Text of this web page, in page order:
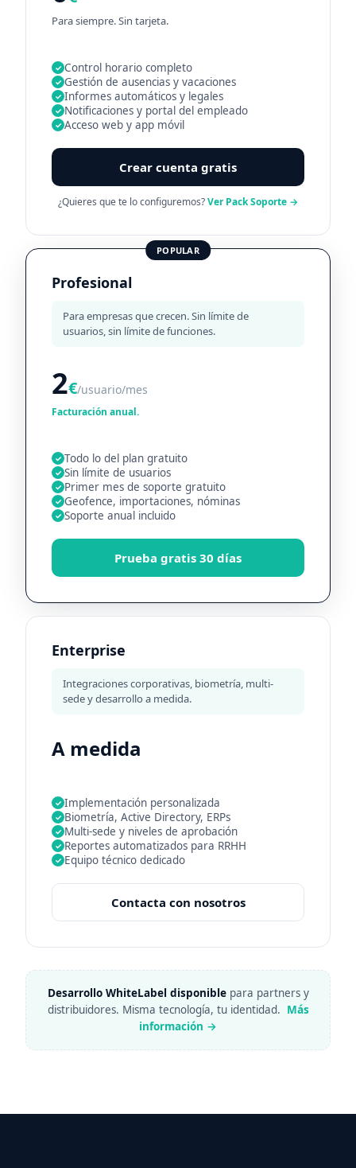
Para siempre. Sin tarjeta.
✓ Control horario completo
✓ Gestión de ausencias y vacaciones
✓ Informes automáticos y legales
✓ Notificaciones y portal del empleado
✓ Acceso web y app móvil
Crear cuenta gratis
¿Quieres que te lo configuremos?Ver Pack Soporte →
POPULAR
Profesional
Para empresas que crecen. Sin límite de
usuarios, sin límite de funciones.
2€/usuario/mes
Facturación anual.
✓ Todo lo del plan gratuito
✓ Sin límite de usuarios
✓ Primer mes de soporte gratuito
✓ Geofence, importaciones, nóminas
✓ Soporte anual incluido
Prueba gratis 30 días
Enterprise
Integraciones corporativas, biometría, multi-
sede y desarrollo a medida.
A medida
✓ Implementación personalizada
✓ Biometría, Active Directory, ERPs
✓ Multi-sede y niveles de aprobación
✓ Reportes automatizados para RRHH
✓ Equipo técnico dedicado
Contacta con nosotros
Desarrollo WhiteLabel disponiblepara partners y
distribuidores. Misma tecnología, tu identidad. Más
información →